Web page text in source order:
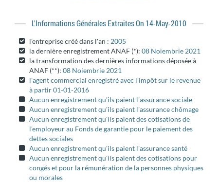
L'informations Générales Extraites On 14-May-2010
l'entreprise créé dans l'an : 2005
la dernière enregistrement ANAF (*): 08 Noiembrie 2021
la transformation des dernières informations déposée à
ANAF (**): 08 Noiembrie 2021
l'agent commercial enregistré avec l'impôt sur le revenue
à partir 01-01-2016
Aucun enregistrement qu'ils paient l'assurance sociale
Aucun enregistrement qu'ils paient l'assurance chômage
Aucun enregistrement qu'ils paient des cotisations de
l'employeur au Fonds de garantie pour le paiement des
dettes sociales
Aucun enregistrement qu'ils paient l'assurance santé
Aucun enregistrement qu'ils paient des cotisations pour
congés et pour la rémunération de la personnes physiques
ou morales